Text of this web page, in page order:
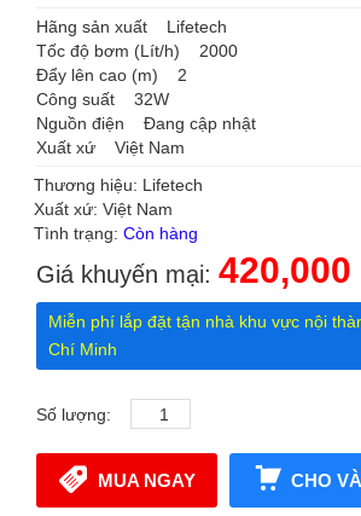
Hãng sản xuất Lifetech
Tốc độ bơm (Lít/h) 2000
Đẩy lên cao (m) 2
Công suất 32W
Nguồn điện Đang cập nhật
Xuất xứ Việt Nam
Thương hiệu: Lifetech
Xuất xứ: Việt Nam
Tình trạng: Còn hàng
Giá khuyến mại: 420,000
Miễn phí lắp đặt tận nhà khu vực nội
Chí Minh
Số lượng:
MUA NGAY CHO